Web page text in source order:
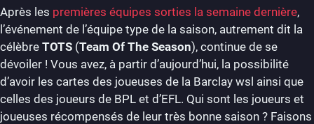
Après les premières équipes sorties la semaine dernière,
l’événement de l’équipe type de la saison, autrement dit la
célèbre TOTS (Team Of The Season), continue de se
dévoiler ! Vous avez, à partir d’aujourd’hui, la possibilité
d’avoir les cartes des joueuses de la Barclay wsl ainsi que
celles des joueurs de BPL et d’EFL. Qui sont les joueurs et
joueuses récompensés de leur très bonne saison ? Faisons